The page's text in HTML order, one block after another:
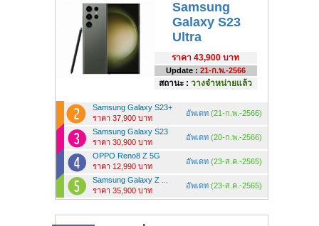
Samsung
Galaxy S23
Ultra
ราคา 43,900 บาท
Update : 21-ก.พ.-2566
สถานะ : วางจำหน่ายแล้ว
Samsung Galaxy S23+
ราคา 37,900 บาท
อัพเดท (21-ก.พ.-2566)
Samsung Galaxy S23
ราคา 30,900 บาท
อัพเดท (20-ก.พ.-2566)
OPPO Reno8 Z 5G
ราคา 12,990 บาท
อัพเดท (23-ส.ค.-2565)
Samsung Galaxy Z ...
ราคา 35,900 บาท
อัพเดท (23-ส.ค.-2565)